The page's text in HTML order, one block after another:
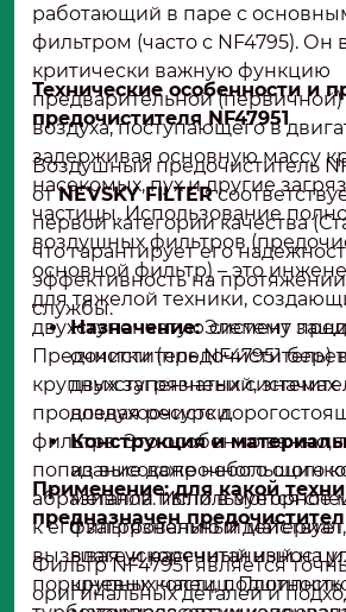
работающий в паре с
фильтром (часто с NF4795). Он
критически важную функцию
предварительной (первичной)
воздуха, поступающего в
задерживая основную массу
насекомых, пух и другие
частицы. Использование
воздушных фильтров
основной фильтр) – это
для тяжелой техники,
двухступенчатую систему
Предочиститель NF47951
крупных загрязнений,
продлевая ресурс
фильтра. Это особенно важно,
попадание даже небольшого
абразивной пыли в моторное
к его загрязнению и
вызывая ускоренный износ
поршневых колец,
Технические особенности и
предочистителя NF47951
Воздушный предочиститель
отNEVSKY FILTER
первой категории качества
что гарантирует его
эффективность на протяжении
службы.
Назначение:Элемент
очистки (предочиститель) в
двухступенчатых системах
воздухоочистки.
Конструкция и
из высокопрочного
металла. Используется
фильтровальный
влаге и рассчитанный на
крупных частиц. Плотность
Применение: для какой
предназначен
Фильтр NF47951 является
оригинальных деталей и